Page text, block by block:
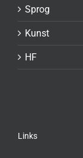
Sprog
Kunst
HF
Links